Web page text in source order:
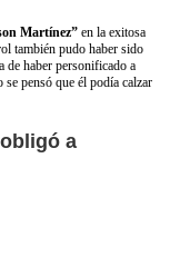
Martínez” en la exitosa
también pudo haber sido
de haber personificado a
pensó que él podía calzar
a